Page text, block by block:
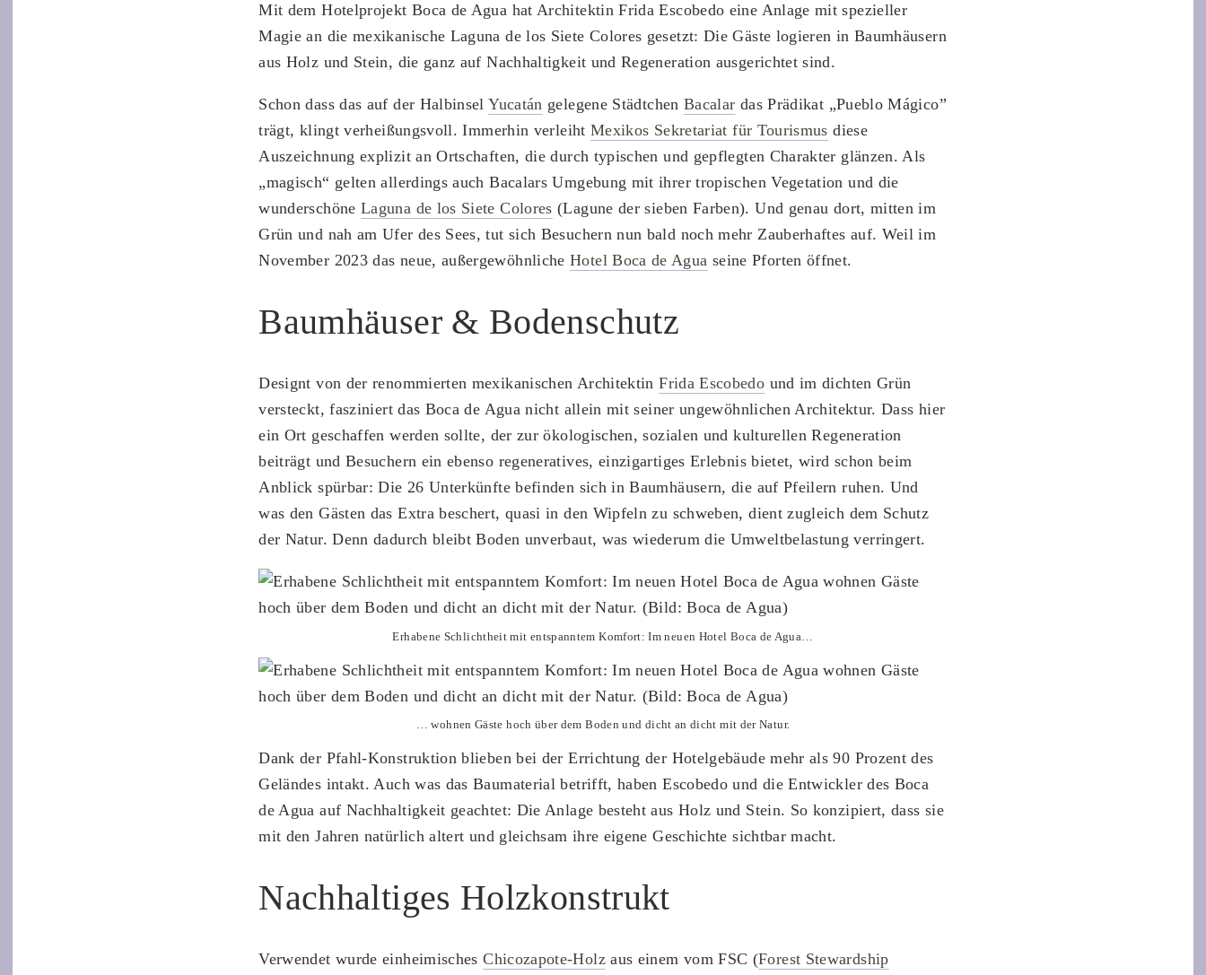
Mit dem Hotelprojekt Boca de Agua hat Architektin Frida Escobedo eine Anlage mit spezieller
Magie an die mexikanische Laguna de los Siete Colores gesetzt: Die Gäste logieren in Baumhäusern
aus Holz und Stein, die ganz auf Nachhaltigkeit und Regeneration ausgerichtet sind.
Schon dass das auf der HalbinselYucatán gelegene Städtchen Bacalar das Prädikat „Pueblo Mágico”
trägt, klingt verheißungsvoll. Immerhin verleiht Mexikos Sekretariat für Tourismus diese
Auszeichnung explizit an Ortschaften, die durch typischen und gepflegten Charakter glänzen. Als
„magisch“ gelten allerdings auch Bacalars Umgebung mit ihrer tropischen Vegetation und die
wunderschöneLaguna de los Siete Colores (Lagune der sieben Farben). Und genau dort, mitten im
Grün und nah am Ufer des Sees, tut sich Besuchern nun bald noch mehr Zauberhaftes auf. Weil im
November 2023 das neue, außergewöhnlicheHotel Boca de Agua seine Pforten öffnet.
Baumhäuser & Bodenschutz
Designt von der renommierten mexikanischen ArchitektinFrida Escobedo und im dichten Grün
versteckt, fasziniert das Boca de Agua nicht allein mit seiner ungewöhnlichen Architektur. Dass hier
ein Ort geschaffen werden sollte, der zur ökologischen, sozialen und kulturellen Regeneration
beiträgt und Besuchern ein ebenso regeneratives, einzigartiges Erlebnis bietet, wird schon beim
Anblick spürbar: Die 26 Unterkünfte befinden sich in Baumhäusern, die auf Pfeilern ruhen. Und
was den Gästen das Extra beschert, quasi in den Wipfeln zu schweben, dient zugleich dem Schutz
der Natur. Denn dadurch bleibt Boden unverbaut, was wiederum die Umweltbelastung verringert.
Erhabene Schlichtheit mit entspanntem Komfort: Im neuen Hotel Boca de Agua…
… wohnen Gäste hoch über dem Boden und dicht an dicht mit der Natur.
Dank der Pfahl-Konstruktion blieben bei der Errichtung der Hotelgebäude mehr als 90 Prozent des
Geländes intakt. Auch was das Baumaterial betrifft, haben Escobedo und die Entwickler des Boca
de Agua auf Nachhaltigkeit geachtet: Die Anlage besteht aus Holz und Stein. So konzipiert, dass sie
mit den Jahren natürlich altert und gleichsam ihre eigene Geschichte sichtbar macht.
Nachhaltiges Holzkonstrukt
Verwendet wurde einheimischesChicozapote-Holzaus einem vom FSC (Forest Stewardship